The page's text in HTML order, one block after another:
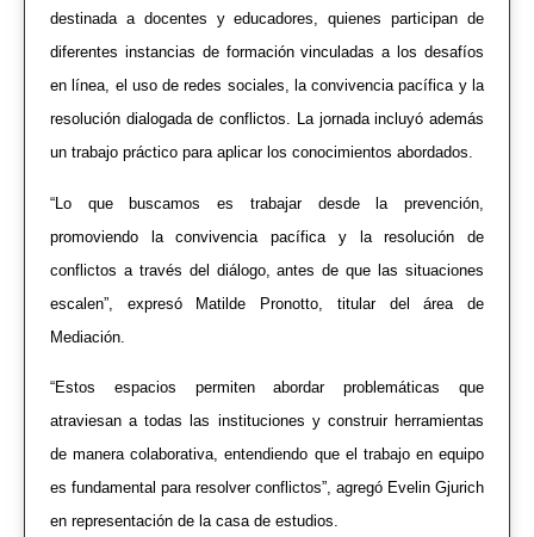
destinada a docentes y educadores, quienes participan de
diferentes instancias de formación vinculadas a los desafíos
en línea, el uso de redes sociales, la convivencia pacífica y la
resolución dialogada de conflictos. La jornada incluyó además
un trabajo práctico para aplicar los conocimientos abordados.
“Lo que buscamos es trabajar desde la prevención,
promoviendo la convivencia pacífica y la resolución de
conflictos a través del diálogo, antes de que las situaciones
escalen”, expresó Matilde Pronotto, titular del área de
Mediación.
“Estos espacios permiten abordar problemáticas que
atraviesan a todas las instituciones y construir herramientas
de manera colaborativa, entendiendo que el trabajo en equipo
es fundamental para resolver conflictos”, agregó Evelin Gjurich
en representación de la casa de estudios.